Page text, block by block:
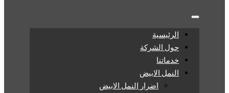
الرئيسية
حول الشركة
خدماتنا
النمل الابيض
اضرار النمل الابيض